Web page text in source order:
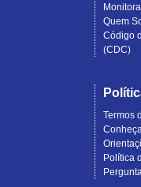
Quem
Código
(CDC)
Termos
Política